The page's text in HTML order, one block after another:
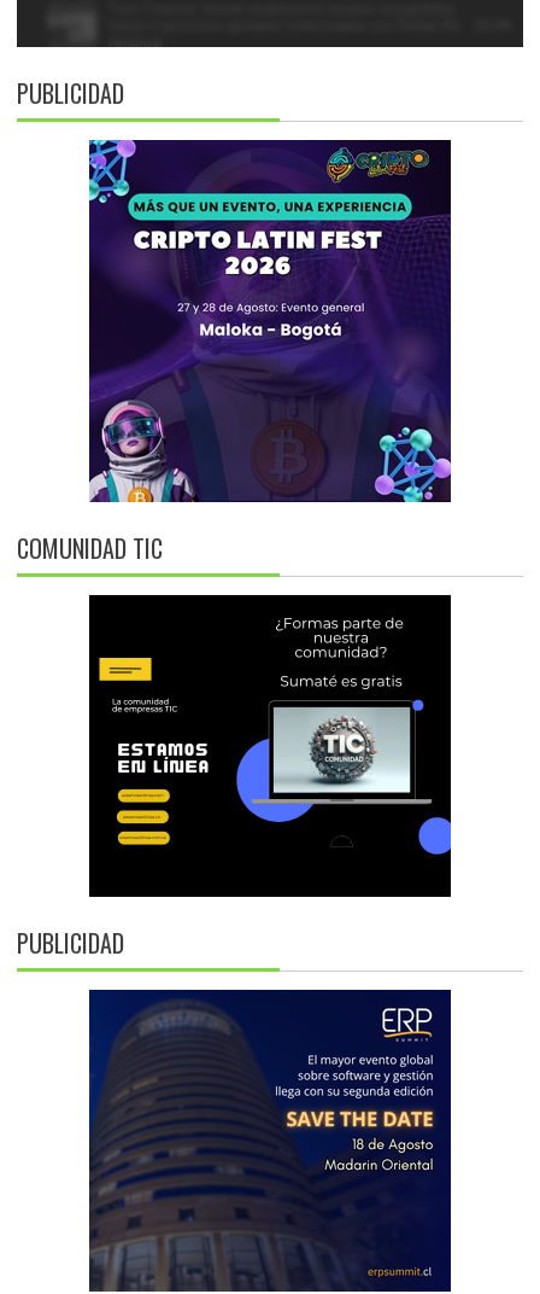
PUBLICIDAD
COMUNIDAD TIC
PUBLICIDAD